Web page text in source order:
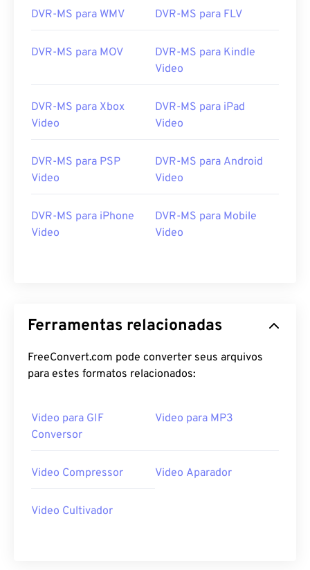
https://docs.microsoft.com/en-us/previous-
versions/ms778831(v%3dvs.85)
DVR-MS para WMV DVR-MS para FLV
DVR-MS para MOV
DVR-MS para Kindle
Video
DVR-MS para Xbox
Video
DVR-MS para iPad
Video
DVR-MS para PSP
Video
DVR-MS para Android
Video
DVR-MS para iPhone
Video
DVR-MS para Mobile
Video
Ferramentas relacionadas
FreeConvert.com pode converter seus arquivos
para estes formatos relacionados:
Video para GIF
Conversor
Video para MP3
Video Compressor Video Aparador
Video Cultivador